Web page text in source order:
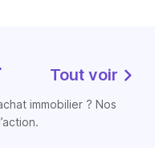
Tout voir
immobilier ? Nos